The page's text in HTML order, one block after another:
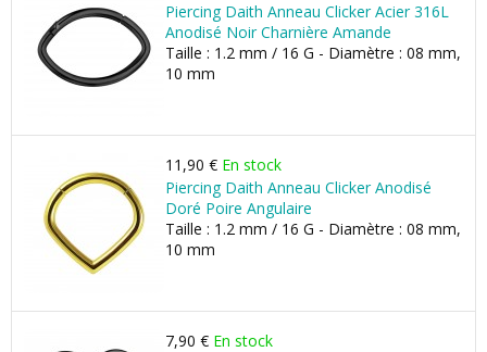
Piercing Daith Anneau Clicker Acier 316L
Anodisé Noir Charnière Amande
Taille : 1.2 mm / 16 G - Diamètre : 08 mm,
10 mm
11,90 € En stock
Piercing Daith Anneau Clicker Anodisé
Doré Poire Angulaire
Taille : 1.2 mm / 16 G - Diamètre : 08 mm,
10 mm
7,90 € En stock